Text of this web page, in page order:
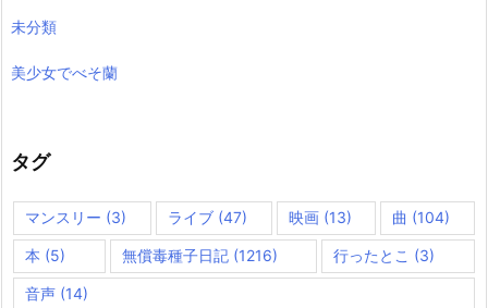
未分類
美少女でべそ蘭
タグ
マンスリー (3) ライブ(47) 映画(13) 曲 (104)
本 (5) 無償毒種子日記(1216) 行ったとこ (3)
音声 (14)